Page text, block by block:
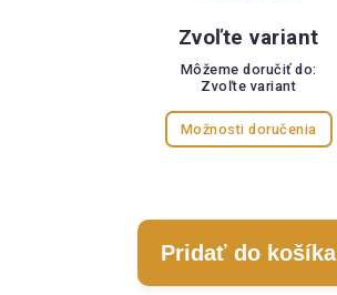
Zvoľte variant
Môžeme doručiť do:
Zvoľte variant
Možnosti doručenia
Pridať do košíka